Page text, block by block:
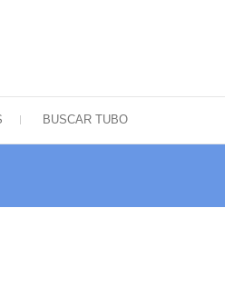
BUSCAR TUBO